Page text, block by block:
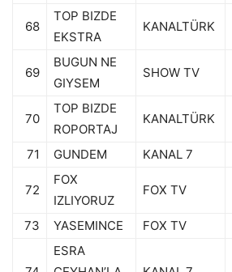
68
TOP BIZDE
EKSTRA
KANALTÜRK
69
BUGUN NE
GIYSEM
SHOW TV
70
TOP BIZDE
ROPORTAJ
KANALTÜRK
71 GUNDEM KANAL 7
72
FOX
IZLIYORUZ
FOX TV
73 YASEMINCE FOX TV
ESRA